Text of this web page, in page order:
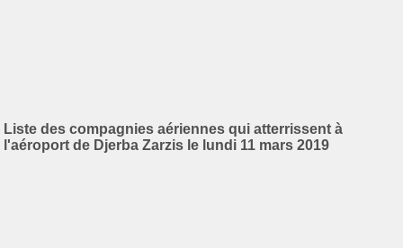
Liste des compagnies aériennes qui atterrissent à
l'aéroport de Djerba Zarzis le lundi 11 mars 2019